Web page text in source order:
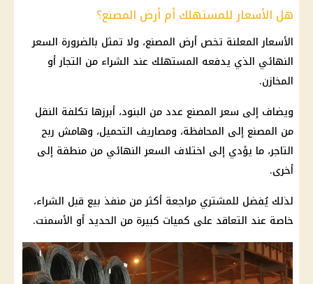
هل الأسعار للمستهلك أم أرض المصنع؟
الأسعار المعلنة تخص أرض المصنع، ولا تمثل بالضرورة السعر
النهائي الذي يدفعه المستهلك عند الشراء من التجار أو
المخازن.
ويضاف إلى سعر المصنع عدد من البنود، أبرزها تكلفة النقل
من المصنع إلى المحافظة، ومصاريف التحميل، وهامش ربح
التاجر، ما يؤدي إلى اختلاف السعر النهائي من منطقة إلى
أخرى.
لذلك يُفضل للمشتري مراجعة أكثر من منفذ بيع قبل الشراء،
خاصة عند التعاقد على كميات كبيرة من الحديد أو الأسمنت.